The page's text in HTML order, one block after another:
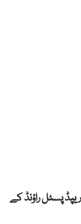
2024 میں پاکستانی ایتھلیٹ غلام مصطفیٰ بشیر 25 میٹر ریپڈ پسٹل راؤنڈ کے